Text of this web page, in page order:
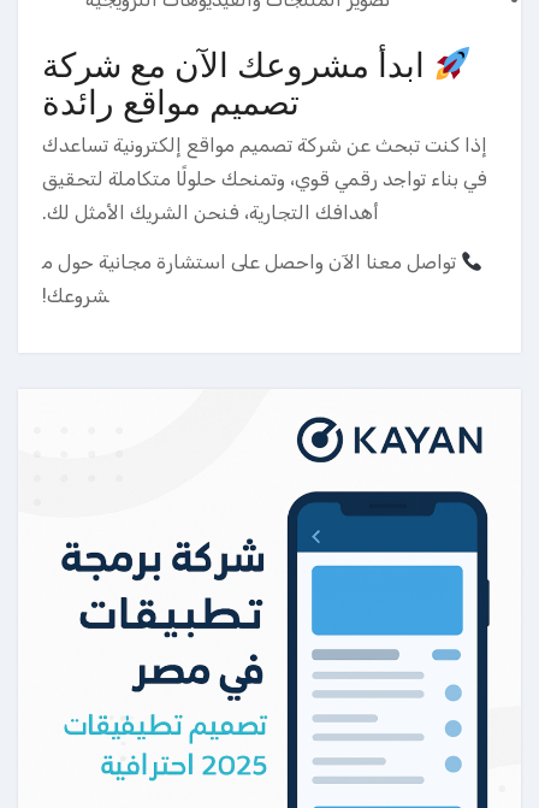
ابدأ مشروعك الآن مع شركة
تصميم مواقع رائدة
إذا كنت تبحث عن شركة تصميم مواقع إلكترونية تساعدك
في بناء تواجد رقمي قوي، وتمنحك حلولًا متكاملة لتحقيق
أهدافك التجارية، فنحن الشريك الأمثل لك.
تواصل معنا الآن واحصل على استشارة مجانية حول م
شروعك!